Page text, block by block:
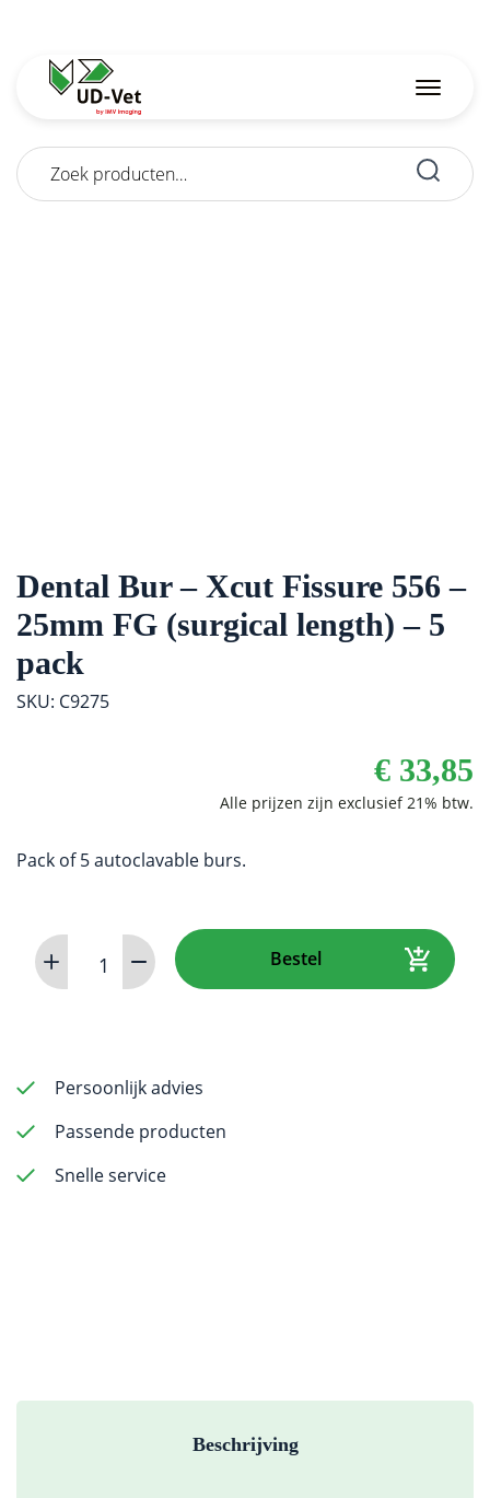
Zoeken
naar:
Dental Bur – Xcut Fissure 556 –
25mm FG (surgical length) – 5
pack
SKU: C9275
€ 33,85
Pack of 5 autoclavable burs.
Dental
Bur
556
25mm
FG
Bestel
Persoonlijk advies
Passende producten
Snelle service
Beschrijving